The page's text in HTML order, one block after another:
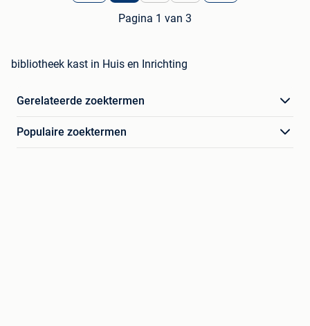
Pagina 1 van 3
bibliotheek kast in Huis en Inrichting
Gerelateerde zoektermen
Populaire zoektermen